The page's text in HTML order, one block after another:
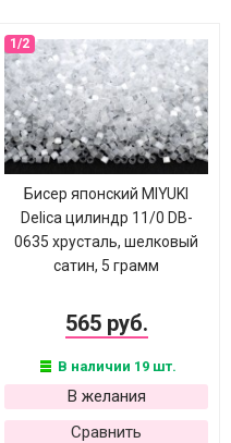
Бисер японский MIYUKI
Delica цилиндр 11/0 DB-
0635 хрусталь, шелковый
сатин, 5 грамм
565 руб.
В наличии 19 шт.
В желания
Сравнить